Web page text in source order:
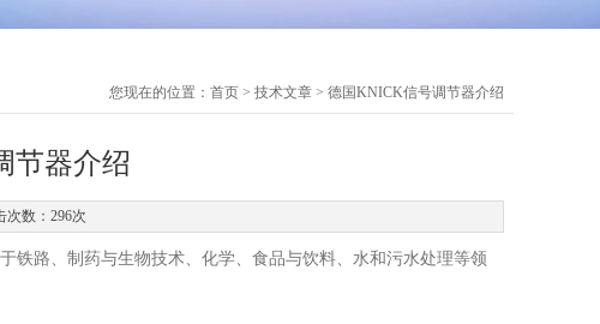
您现在的位置： 首页 > 技术文章 > 德国KNICK信号调节器介绍
节器介绍
次数：296次
铁路、 制药与生物技术、 化学、食品与饮料、 水和污水处理等领